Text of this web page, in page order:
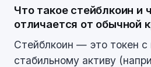
Что такое стейблкоин и
отличается от обычной
Стейблкоин — это токен с
стабильному активу